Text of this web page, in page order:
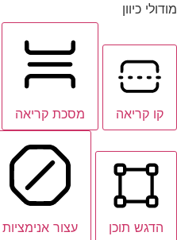
מודולי כיוון
קו קריאה מסכת קריאה
הדגש תוכן עצור אנימציות